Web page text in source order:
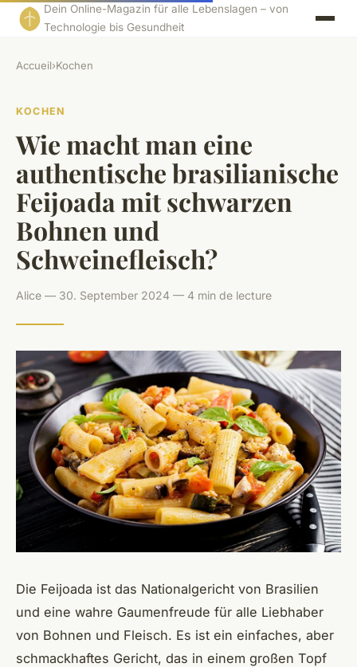
Dein Online-Magazin für alle Lebenslagen – von
Technologie bis Gesundheit
Accueil›Kochen
KOCHEN
Wie macht man eine
authentische brasilianische
Feijoada mit schwarzen
Bohnen und
Schweinefleisch?
Alice — 30. September 2024 — 4 min de lecture
Die Feijoada ist das Nationalgericht von Brasilien
und eine wahre Gaumenfreude für alle Liebhaber
von Bohnen und Fleisch. Es ist ein einfaches, aber
schmackhaftes Gericht, das in einem großen Topf